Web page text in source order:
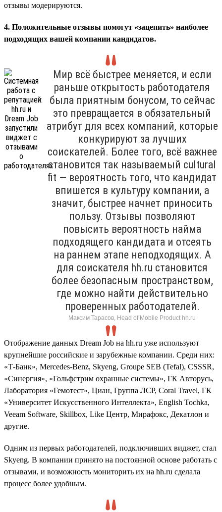
отзывы модерируются.
4. Положительные отзывы помогут «зацепить» наиболее
подходящих вашей компании кандидатов.
Мир всё быстрее меняется, и если
раньше открытость работодателя
была приятным бонусом, то сейчас
это превращается в обязательный
атрибут для всех компаний, которые
конкурируют за лучших
соискателей. Более того, всё важнее
становится так называемый cultural
fit — вероятность того, что кандидат
впишется в культуру компании, а
значит, быстрее начнет приносить
пользу. Отзывы позволяют
повысить вероятность найма
подходящего кандидата и отсеять
на раннем этапе неподходящих. А
для соискателя hh.ru становится
более безопасным пространством,
где можно найти действительно
проверенных работодателей.
Максим Тарасов, Head of Mobile Product hh.ru
Отображение данных Dream Job на hh.ru уже используют
крупнейшие российские и зарубежные компании. Среди них:
«Т-Банк», Mercedes-Benz, Skyeng, Groupe SEB (Tefal), CSSSR,
«Синергия», «Гольфстрим охранные системы», ГК Авторусь,
Лаборатория «Гемотест», Циан, Группа ЛСР, Coral Travel, ГК
«Университет Искусственного Интеллекта», English Tochka,
Veeam Software, Skillbox, Like Центр, Мирафокс, Декатлон и
другие.
Одним из первых работодателей, подключивших виджет, стал
Skyeng. В компании принято на постоянной основе работать с
отзывами, и возможность мониторить их на hh.ru сделала
процесс более удобным.